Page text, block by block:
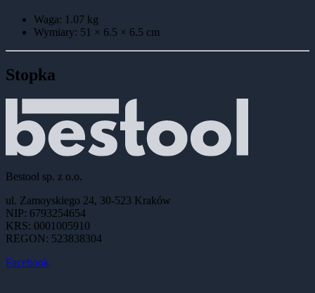
Waga: 1.07 kg
Wymiary: 51 × 6.5 × 6.5 cm
Stopka
Bestool sp. z o.o.
ul. Zamoyskiego 24, 30-523 Kraków
NIP: 6793254654
KRS: 0001005910
REGON: 523838304
Facebook